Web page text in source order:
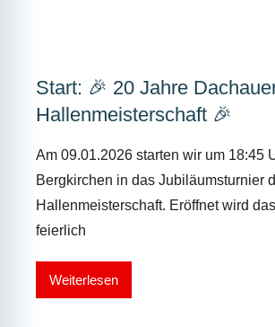
Start: 🎉 20 Jahre
Hallenmeisterschaft 🎉
Am 09.01.2026 starten wir um 18:45
Bergkirchen in das Jubiläumsturnier
Hallenmeisterschaft. Eröffnet wird
feierlich
Weiterlesen